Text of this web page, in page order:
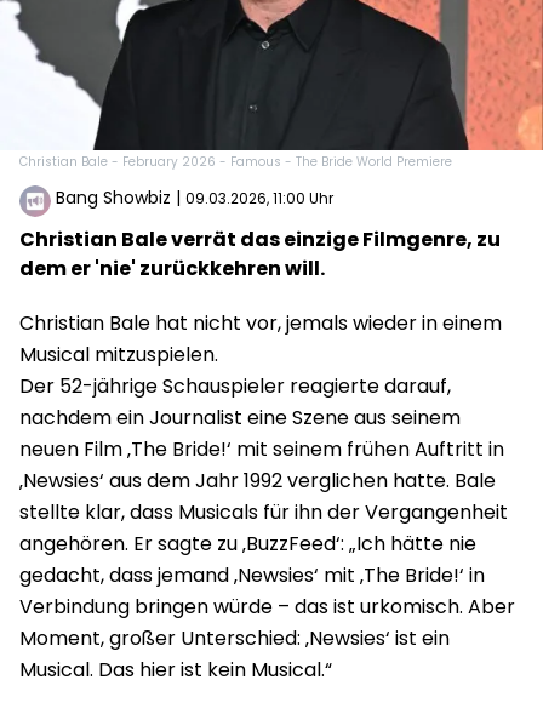
Christian Bale - February 2026 - Famous - The Bride World Premiere
Bang Showbiz | 09.03.2026, 11:00 Uhr
Christian Bale verrät das einzige Filmgenre, zu
dem er 'nie' zurückkehren will.
Christian Bale hat nicht vor, jemals wieder in einem
Musical mitzuspielen.
Der 52-jährige Schauspieler reagierte darauf,
nachdem ein Journalist eine Szene aus seinem
neuen Film ‚The Bride!‘ mit seinem frühen Auftritt in
‚Newsies‘ aus dem Jahr 1992 verglichen hatte. Bale
stellte klar, dass Musicals für ihn der Vergangenheit
angehören. Er sagte zu ‚BuzzFeed‘: „Ich hätte nie
gedacht, dass jemand ‚Newsies‘ mit ‚The Bride!‘ in
Verbindung bringen würde – das ist urkomisch. Aber
Moment, großer Unterschied: ‚Newsies‘ ist ein
Musical. Das hier ist kein Musical.“